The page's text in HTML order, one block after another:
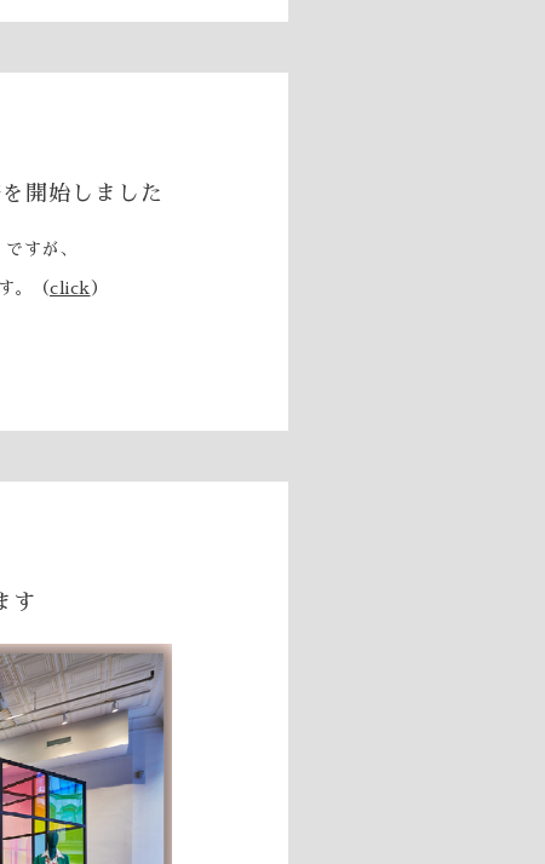
開始しました
すが、
。（click ）
す